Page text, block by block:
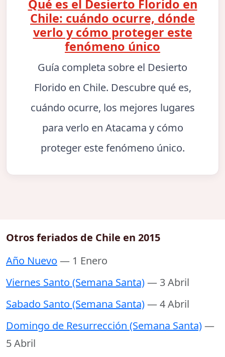
Qué es el Desierto Florido en
Chile: cuándo ocurre, dónde
verlo y cómo proteger este
fenómeno único
Guía completa sobre el Desierto
Florido en Chile. Descubre qué es,
cuándo ocurre, los mejores lugares
para verlo en Atacama y cómo
proteger este fenómeno único.
Otros feriados de Chile en 2015
Año Nuevo — 1 Enero
Viernes Santo (Semana Santa)— 3 Abril
Sabado Santo (Semana Santa)— 4 Abril
Domingo de Resurrección (Semana Santa)—
5 Abril